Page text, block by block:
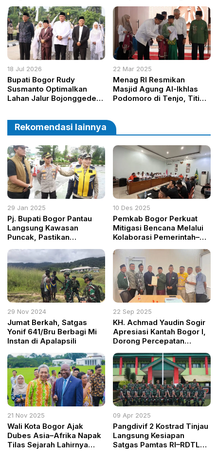
Ulama, Peringati HUT ke-
80 RI Sekaligus Syukuran
Hari Lahir
18 Jul 2026
Bupati Bogor Rudy
Susmanto Optimalkan
Lahan Jalur Bojonggede-
22 Mar 2025
Menag RI Resmikan
Masjid Agung Al-Ikhlas
Podomoro di Tenjo, Titip
Rekomendasi lainnya
29 Jan 2025
Pj. Bupati Bogor Pantau
Langsung Kawasan
Puncak, Pastikan
Kenyamanan Wisatawan
10 Des 2025
Pemkab Bogor Perkuat
Mitigasi Bencana Melalui
Kolaborasi Pemerintah–
29 Nov 2024
Jumat Berkah, Satgas
Yonif 641/Bru Berbagi Mi
Instan di Apalapsili
22 Sep 2025
KH. Achmad Yaudin Sogir
Apresiasi Kantah Bogor I,
Dorong Percepatan
Sarana Ibadah dan
Pendidikan
21 Nov 2025
Wali Kota Bogor Ajak
Dubes Asia–Afrika Napak
Tilas Sejarah Lahirnya
09 Apr 2025
Pangdivif 2 Kostrad Tinjau
Langsung Kesiapan
Satgas Pamtas RI–RDTL